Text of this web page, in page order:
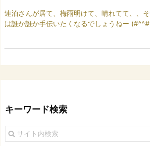
連泊さんが居て、梅雨明けて、晴れてて、、
は誰か誰か手伝いたくなるでしょうねー
キーワード検索